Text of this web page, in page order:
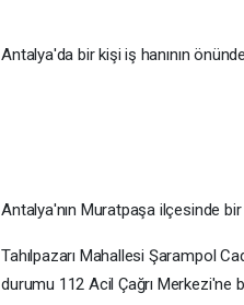
Antalya'da bir kişi iş hanının
Antalya'nın Muratpaşa ilçesinde
Tahılpazarı Mahallesi Şarampol
durumu 112 Acil Çağrı Merkezi'ne